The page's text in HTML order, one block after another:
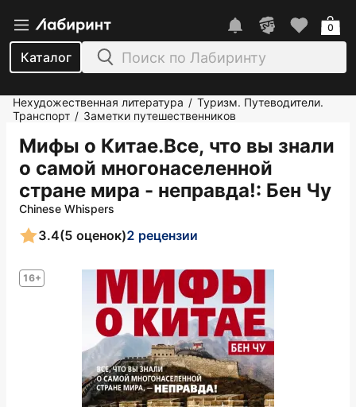
Каталог
0
Нехудожественная литература / Туризм. Путеводители.
Транспорт / Заметки путешественников
Мифы о Китае.Все, что вы знали
о самой многонаселенной
стране мира - неправда!: Бен Чу
Chinese Whispers
16+
3.4(5 оценок)2 рецензии